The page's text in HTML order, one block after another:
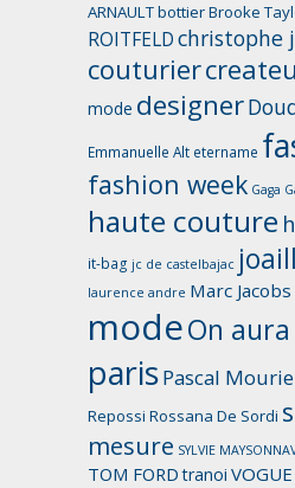
ARNAULTbottierBrooke
ROITFELDchristophe
couturier
mode designer
Emmanuelle Alt etername
fashion week Gaga
haute couture
it-bag jc de castelbajac
laurence andre Marc Jacobs
modeOn
parisPascal
Repossi Rossana De Sordi
mesure SYLVIE
TOM FORD tranoi VOGUE